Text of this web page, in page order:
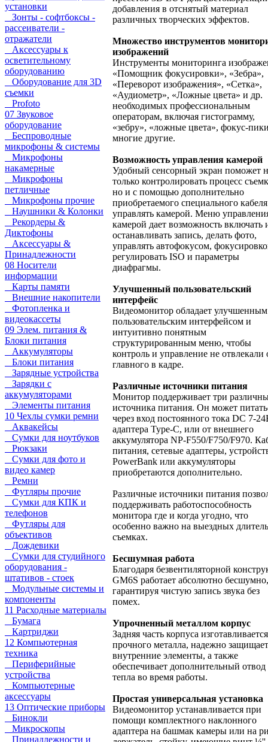
установки
Зонты - софтбоксы -
рассеиватели -
отражатели
Аксессуары к
осветительному
оборудованию
Оборудование для 3D
съемки
Profoto
07 Звуковое
оборудование
Беспроводные
микрофоны & системы
Микрофоны
накамерные
Микрофоны
петличные
Микрофоны прочие
Наушники & Колонки
Рекордеры &
Диктофоны
Аксессуары &
Принадлежности
08 Носители
информации
Карты памяти
Внешние накопители
Фотопленка и
видеокассеты
09 Элем. питания &
Блоки питания
Аккумуляторы
Блоки питания
Зарядные устройства
Зарядки с
аккумуляторами
Элементы питания
10 Чехлы сумки ремни
Аквакейсы
Сумки для ноутбуков
Рюкзаки
Сумки для фото и
видео камер
Ремни
Футляры прочие
Сумки для КПК и
телефонов
Футляры для
объективов
Дождевики
Сумки для студийного
оборудования -
штативов - стоек
Модульные системы и
компоненты
11 Расходные материалы
Бумага
Картриджи
12 Компьютерная
техника
Периферийные
устройства
Компьютерные
аксессуары
13 Оптические приборы
Бинокли
Микроскопы
Принадлежности и
добавления в отснятый материал
различных творческих эффектов.
Множество инструментов
изображений
Инструменты мониторинга
«Помощник фокусировки», «Зебра»,
«Переворот изображения», «Сетка»,
«Аудиометр», «Ложные цвета» и др.
необходимых профессиональным
операторам, включая гистограмму,
«зебру», «ложные цвета», фокус-
многие другие.
Возможность управления камерой
Удобный сенсорный экран поможет
только контролировать процесс
но и с помощью дополнительно
приобретаемого специального кабеля
управлять камерой. Меню
камерой дает возможность включать
останавливать запись, делать фото,
управлять автофокусом,
регулировать ISO и параметры
диафрагмы.
Улучшенный пользовательский
интерфейс
Видеомонитор обладает улучшенным
пользовательским интерфейсом и
интуитивно понятным
структурированным меню, чтобы
контроль и управление не отвлекали
главного в кадре.
Различные источники питания
Монитор поддерживает три
источника питания. Он может
через вход постоянного тока DC 7-
адаптера Type-C, или от внешнего
аккумулятора NP-F550/F750/F970.
питания, сетевые адаптеры,
PowerBank или аккумуляторы
приобретаются дополнительно.
Различные источники питания
поддерживать работоспособность
монитора где и когда угодно, что
особенно важно на выездных
съемках.
Бесшумная работа
Благодаря безвентиляторной
GM6S работает абсолютно бесшумно,
гарантируя чистую запись звука без
помех.
Упрочненный металлом корпус
Задняя часть корпуса
прочного металла, надежно защищает
внутренние элементы, а также
обеспечивает дополнительный отвод
тепла во время работы.
Простая универсальная установка
Видеомонитор устанавливается при
помощи комплектного наклонного
адаптера на башмак камеры или на